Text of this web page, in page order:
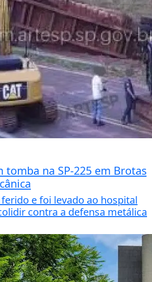
tomba na SP-225 em Brotas
e foi levado ao hospital
contra a defensa metálica